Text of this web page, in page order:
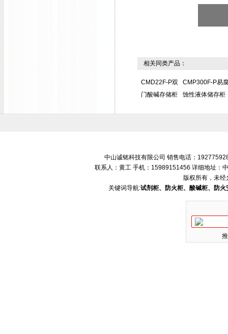
相关同类产品：
CMD22F-P双
门酸碱存储柜
CMP300F-P易
蚀性液体储存柜
中山诚铭科技有限公司 销售电话：
联系人：黄工 手机：15989151456 详细地址：
版权所有，未经
关键词导航:试剂柜、防火柜、酸碱柜、防